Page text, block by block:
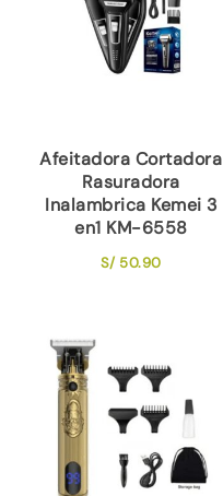
Afeitadora Cortadora
Rasuradora
Inalambrica Kemei 3
en1 KM-6558
S/50.90